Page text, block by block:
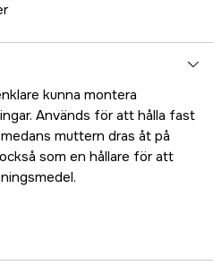
kunna montera
Används för att hålla fast
muttern dras åt på
som en hållare för att